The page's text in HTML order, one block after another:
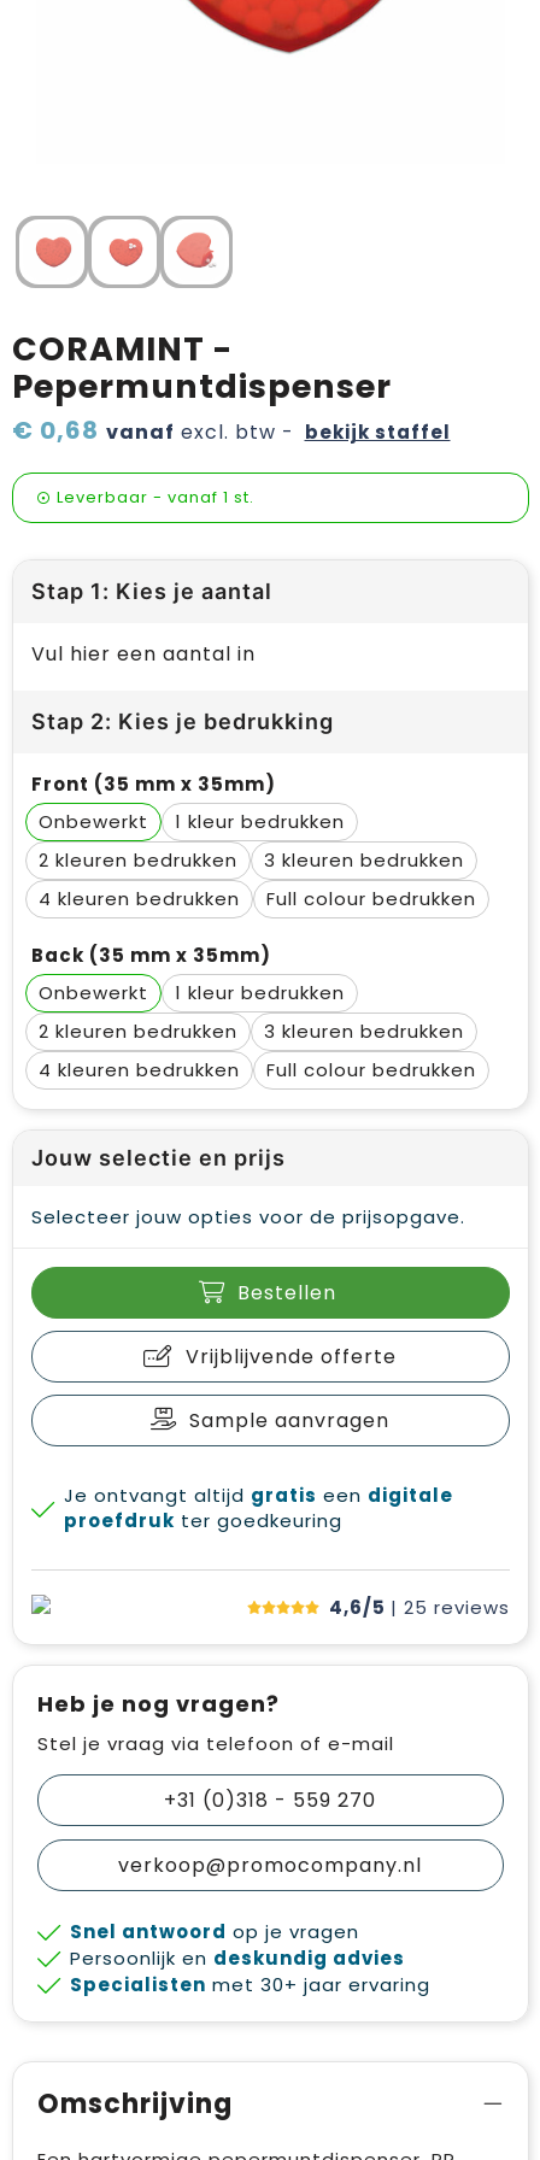
Verzorging & welness
Sinterklaas etenswaren
Zomerpakketten
CORAMINT -
Pepermuntdispenser
€ 0,68 vanaf excl. btw - bekijk staffel
Leverbaar - vanaf 1 st.
Stap 1: Kies je aantal
Vul hier een aantal in
Stap 2: Kies je bedrukking
Front (35 mm x 35mm)
Onbewerkt
1
2
3
4
Full colour
Back (35 mm x 35mm)
Onbewerkt
1
2
3
4
Full colour
Jouw selectie en prijs
Selecteer jouw opties voor de prijsopgave.
Bestellen
Vrijblijvende offerte
Sample aanvragen
Je ontvangt altijd gratis een digitale
proefdruk ter goedkeuring
4,6/5 | 25 reviews
Heb je nog vragen?
Stel je vraag via telefoon of e-mail
+31 (0)318 - 559 270
verkoop@promocompany.nl
Snel antwoord op je vragen
Persoonlijk en deskundig advies
Specialisten met 30+ jaar ervaring
Omschrijving